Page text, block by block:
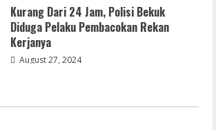
Serialers
VMware Workstation Portable +
Activator Final
Kurang Dari 24 Jam, Polisi Bekuk
Diduga Pelaku Pembacokan Rekan
Kerjanya
August 27, 2024